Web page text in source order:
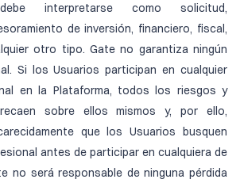
interpretarse como solicitud,
de inversión, financiero, fiscal,
otro tipo. Gate no garantiza ningún
Si los Usuarios participan en cualquier
en la Plataforma, todos los riesgos y
recaen sobre ellos mismos y, por ello,
que los Usuarios busquen
antes de participar en cualquiera de
no será responsable de ninguna pérdida